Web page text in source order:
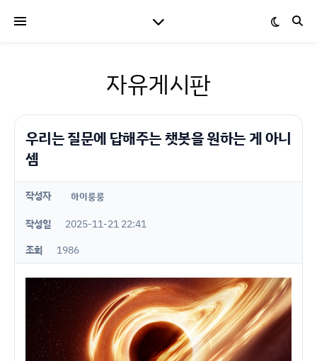
자유게시판
우리는 질문에 답해주는 챗봇을 원하는 게 아니
셈
작성자 하이룽룽
작성일
2025-11-21 22:41
조회
1986